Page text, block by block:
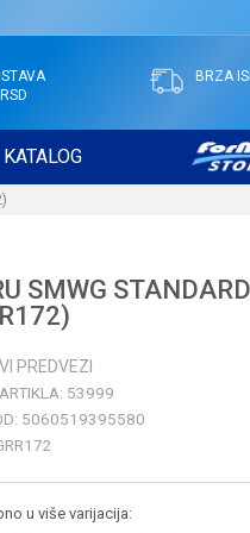
BRZA
KATALOG
SMWG
PREDVEZI
53999
5060519395580
u više varijacija: